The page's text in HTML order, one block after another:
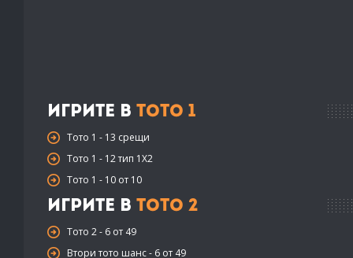
Игрите в Тото 1
Тото 1 - 13 срещи
Тото 1 - 12 тип 1X2
Тото 1 - 10 от 10
Игрите в Тото 2
Тото 2 - 6 от 49
Втори тото шанс - 6 от 49